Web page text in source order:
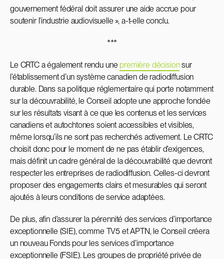
gouvernement fédéral doit assurer une aide accrue pour
soutenir l’industrie audiovisuelle », a-t-elle conclu.
***
Le CRTC a également rendu une première décisionsur
l’établissement d’un système canadien de radiodiffusion
durable. Dans sa politique réglementaire qui porte notamment
sur la découvrabilité, le Conseil adopte une approche fondée
sur les résultats visant à ce que les contenus et les services
canadiens et autochtones soient accessibles et visibles,
même lorsqu’ils ne sont pas recherchés activement. Le CRTC
choisit donc pour le moment de ne pas établir d’exigences,
mais définit un cadre général de la découvrabilité que devront
respecter les entreprises de radiodiffusion. Celles-ci devront
proposer des engagements clairs et mesurables qui seront
ajoutés à leurs conditions de service adaptées.
De plus, afin d’assurer la pérennité des services d’importance
exceptionnelle (SIE), comme TV5 et APTN, le Conseil créera
un nouveau Fonds pour les services d’importance
exceptionnelle (FSIE). Les groupes de propriété privée de